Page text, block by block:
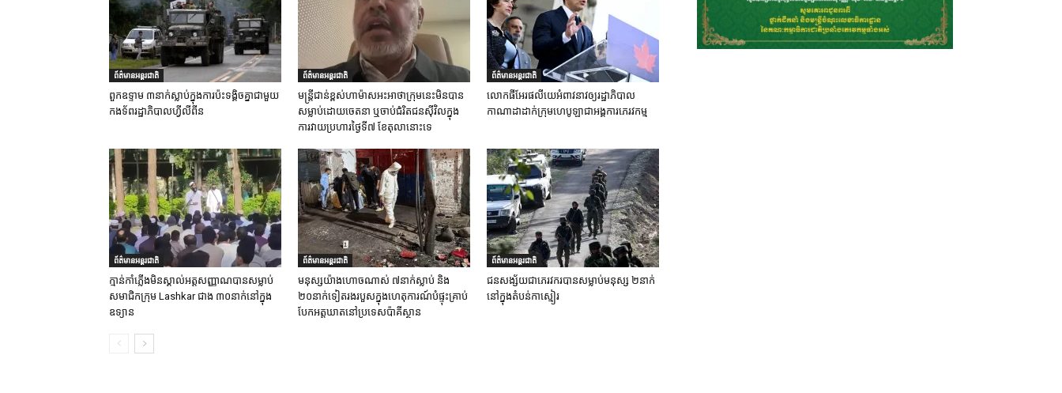
ព័ត៌មានអន្តរជាតិ
ពួកឧទ្ទាម ៣នាក់ស្លាប់ក្នុងការប៉ះទង្គិចគ្នាជាមួយ
កងទ័ពរដ្ឋាភិបាលហ្វីលីពីន
ព័ត៌មានអន្តរជាតិ
មន្ត្រីជាន់ខ្ពស់ហាម៉ាសអះអាថាក្រុមនេះមិនបាន
សម្លាប់ដោយចេតនា ឬចាប់ជំរិតជនស៊ីវិលក្នុង
ការវាយប្រហារថ្ងៃទី៧ ខែតុលានោះទេ
ព័ត៌មានអន្តរជាតិ
លោកផីអែរផលីយេអំពាវនាវឲ្យរដ្ឋាភិបាល
កាណាដាដាក់ក្រុមហេបូឡាជាអង្គការភេរវកម្ម
ព័ត៌មានអន្តរជាតិ
ក្មាន់កាំភ្លើងមិនស្គាល់អត្តសញ្ញាណបានសម្លាប់
សមាជិកក្រុម Lashkar ជាង ៣០នាក់នៅក្នុង
ឧទ្យាន
ព័ត៌មានអន្តរជាតិ
មនុស្សយ៉ាងហោចណាស់ ៧នាក់ស្លាប់ និង
២០នាក់ទៀតរងរបួសក្នុងហេតុការណ៍បំផ្ទុះគ្រាប់
បែកអត្តឃាតនៅប្រទេសប៉ាគីស្ថាន
ព័ត៌មានអន្តរជាតិ
ជនសង្ស័យជាភេរវករបានសម្លាប់មនុស្ស ២នាក់
នៅក្នុងតំបន់កាស្មៀរ